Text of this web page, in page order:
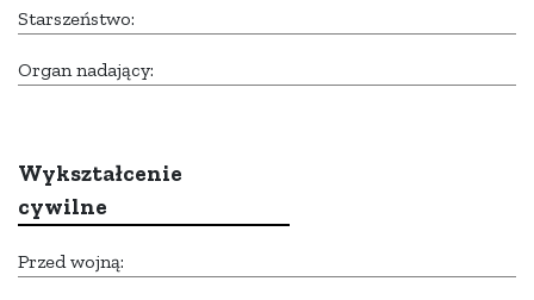
Starszeństwo:
Organ nadający:
Wykształcenie
cywilne
Przed wojną: